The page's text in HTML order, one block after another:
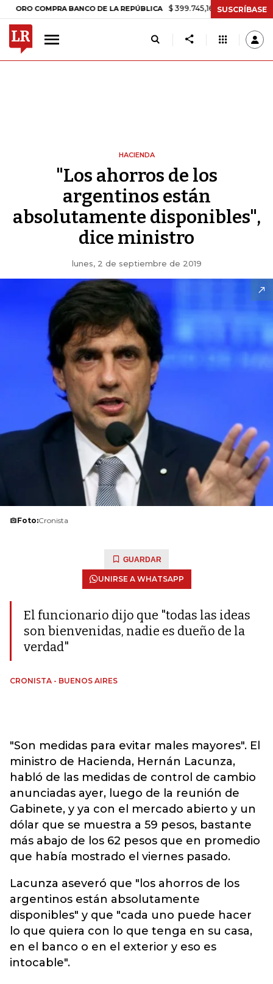
BANCO DE LA REPÚBLICA $ 399.745,16 +$ 2.295,71 +0,58%
SUSCRÍBASE
HACIENDA
"Los ahorros de los
argentinos están
absolutamente disponibles",
dice ministro
lunes, 2 de septiembre de 2019
Foto:Cronista
GUARDAR
UNIRSE A WHATSAPP
El funcionario dijo que "todas las ideas
son bienvenidas, nadie es dueño de la
verdad"
CRONISTA - BUENOS AIRES
"Son medidas para evitar males mayores". El
ministro de Hacienda, Hernán Lacunza,
habló de las medidas de control de cambio
anunciadas ayer, luego de la reunión de
Gabinete, y ya con el mercado abierto y un
dólar que se muestra a 59 pesos, bastante
más abajo de los 62 pesos que en promedio
que había mostrado el viernes pasado.
Lacunza aseveró que "los ahorros de los
argentinos están absolutamente
disponibles" y que "cada uno puede hacer
lo que quiera con lo que tenga en su casa,
en el banco o en el exterior y eso es
intocable".